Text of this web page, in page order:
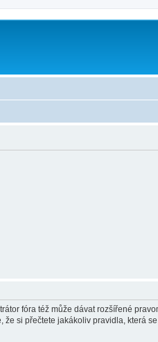
fóra též může dávat rozšířené
si přečtete jakákoliv pravidla, která